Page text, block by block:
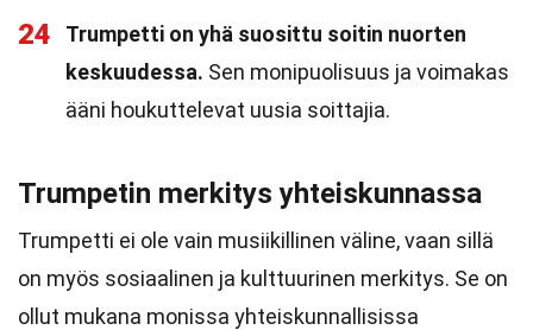
24
Trumpetti on yhä suosittu soitin nuorten
keskuudessa. Sen monipuolisuus ja voimakas
ääni houkuttelevat uusia soittajia.
Trumpetin merkitys yhteiskunnassa
Trumpetti ei ole vain musiikillinen väline, vaan sillä
on myös sosiaalinen ja kulttuurinen merkitys. Se on
ollut mukana monissa yhteiskunnallisissa